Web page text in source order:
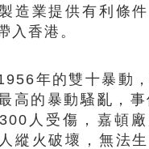
造業提供有利條
入香港。
年的雙十暴動，
高的暴動騷亂，
人受傷，嘉頓廠
縱火破壞，無法